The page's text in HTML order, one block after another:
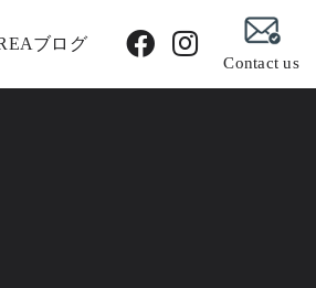
ブログ
Contact us